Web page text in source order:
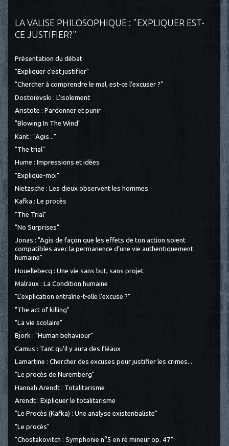
LA VALISE PHILOSOPHIQUE : "EXPLIQUER EST-
CE JUSTIFIER?"
Présentation du débat
"Expliquer c'est justifier"
"Chercher à comprendre le mal, est-ce l’excuser ?"
Dostoïevski : L'isolement
Aristote : Pardonner et punir
"Blowing In The Wind"
Kant : "Agis..."
"The trial"
Hume : Impressions et idées
"Explique-moi"
Nietzsche : Les dieux observent les hommes
Kafka : Le procès
"The Trial"
"No Surprises"
Jonas : "Agis de façon que les effets de ton action soient
compatibles avec la permanence d’une vie authentiquement
humaine"
Houellebecq : Une vie sans but, sans projet
Malraux : La Condition humaine
"L’explication entraîne-t-elle l’excuse ?"
"The act of killing"
"La vie scolaire"
Björk : "Human behaviour"
Camus : Tant qu'il y aura des fléaux
Lamartine : Chercher des excuses pour justifier les crimes...
"Le procès de Nuremberg"
Hannah Arendt : Totalitarisme
Arendt : Expliquer le totalitarisme
"Le Procès (Kafka) : Une analyse existentialiste"
"Le procès"
"Chostakovitch : Symphonie n°5 en ré mineur op. 47"